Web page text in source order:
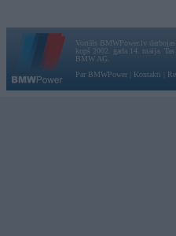
Vortāls BMWPower.lv darbojas
kopš 2002. gada 14. maija.
BMW AG.
Par BMWPower
Kontakti